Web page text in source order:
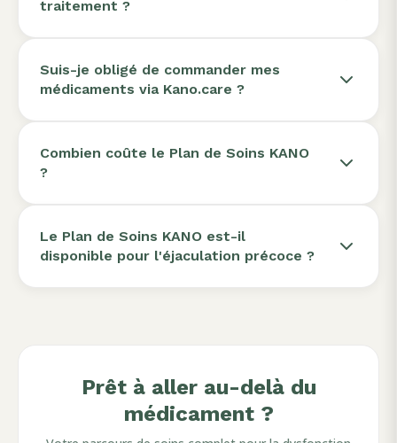
traitement ?
Suis-je obligé de commander mes
médicaments via Kano.care ?
Combien coûte le Plan de Soins KANO
?
Le Plan de Soins KANO est-il
disponible pour l'éjaculation précoce ?
Prêt à aller au-delà du
médicament ?